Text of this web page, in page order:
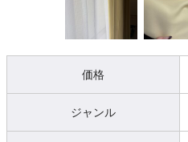
価格
ジャンル